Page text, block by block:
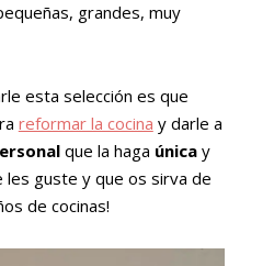
grandes, muy
esta selección es que
reformar la cocina y darle a
que la haga únicay
les guste y que os sirva de
de cocinas!